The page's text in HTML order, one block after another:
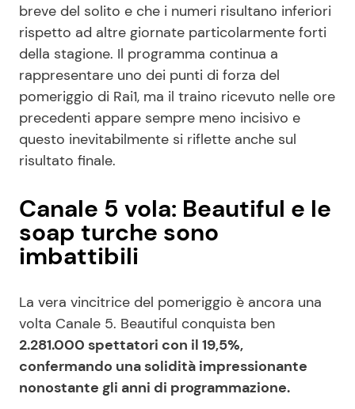
breve del solito e che i numeri risultano inferiori
rispetto ad altre giornate particolarmente forti
della stagione. Il programma continua a
rappresentare uno dei punti di forza del
pomeriggio di Rai1, ma il traino ricevuto nelle ore
precedenti appare sempre meno incisivo e
questo inevitabilmente si riflette anche sul
risultato finale.
Canale 5 vola: Beautiful e le
soap turche sono
imbattibili
La vera vincitrice del pomeriggio è ancora una
volta Canale 5. Beautiful conquista ben
2.281.000 spettatori con il 19,5%,
confermando una solidità impressionante
nonostante gli anni di programmazione.